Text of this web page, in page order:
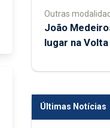
Outras
João
lugar na
Últimas Notícias